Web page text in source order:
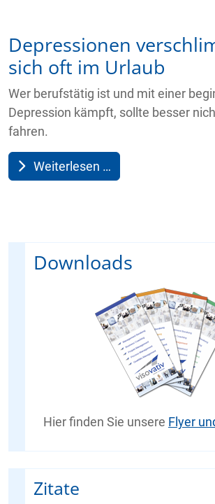
Depressionen
sich oft im Urlaub
Wer berufstätig ist und mit einer
Depression kämpft, sollte besser
fahren.
Weiterlesen …
Downloads
Hier finden Sie unsere Flyer
Zitate